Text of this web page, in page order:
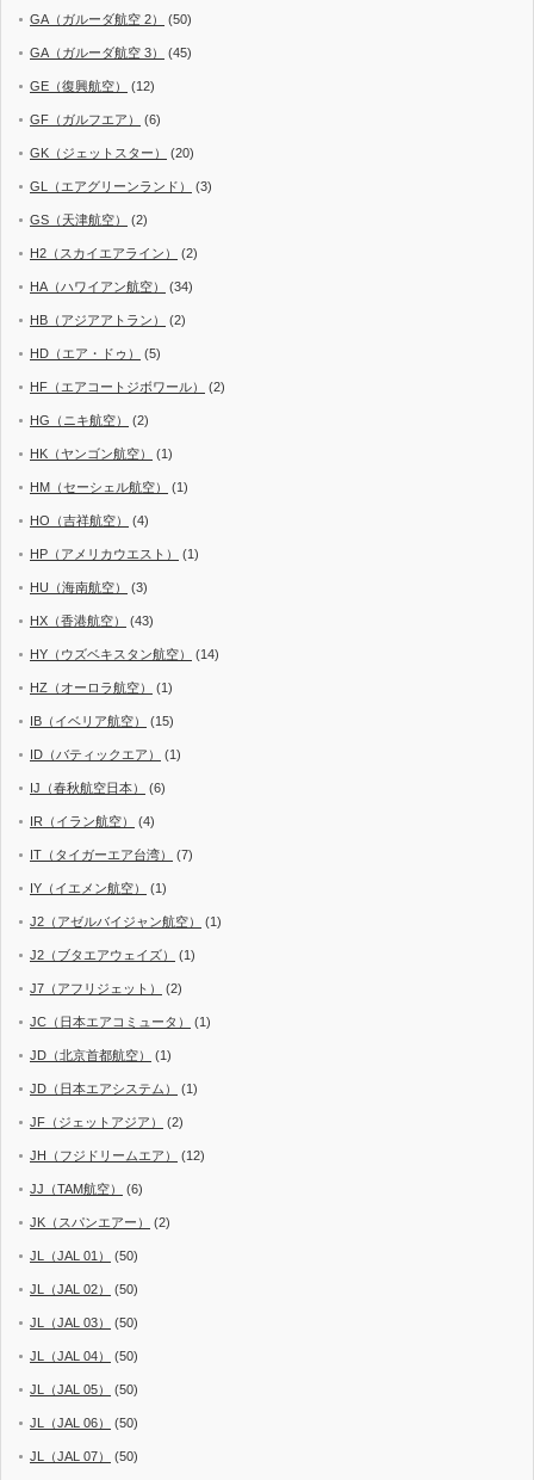
GA（ガルーダ航空 2） (50)
GA（ガルーダ航空 3） (45)
GE（復興航空） (12)
GF（ガルフエア） (6)
GK（ジェットスター） (20)
GL（エアグリーンランド） (3)
GS（天津航空） (2)
H2（スカイエアライン） (2)
HA（ハワイアン航空） (34)
HB（アジアアトラン） (2)
HD（エア・ドゥ） (5)
HF（エアコートジボワール） (2)
HG（ニキ航空） (2)
HK（ヤンゴン航空） (1)
HM（セーシェル航空） (1)
HO（吉祥航空） (4)
HP（アメリカウエスト） (1)
HU（海南航空） (3)
HX（香港航空） (43)
HY（ウズベキスタン航空） (14)
HZ（オーロラ航空） (1)
IB（イベリア航空） (15)
ID（バティックエア） (1)
IJ（春秋航空日本） (6)
IR（イラン航空） (4)
IT（タイガーエア台湾） (7)
IY（イエメン航空） (1)
J2（アゼルバイジャン航空） (1)
J2（ブタエアウェイズ） (1)
J7（アフリジェット） (2)
JC（日本エアコミュータ） (1)
JD（北京首都航空） (1)
JD（日本エアシステム） (1)
JF（ジェットアジア） (2)
JH（フジドリームエア） (12)
JJ（TAM航空） (6)
JK（スパンエアー） (2)
JL（JAL 01） (50)
JL（JAL 02） (50)
JL（JAL 03） (50)
JL（JAL 04） (50)
JL（JAL 05） (50)
JL（JAL 06） (50)
JL（JAL 07） (50)